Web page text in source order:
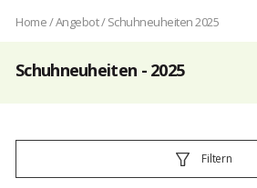
Home/Angebot/Schuhneuheiten 2025
Schuhneuheiten - 2025
Filtern